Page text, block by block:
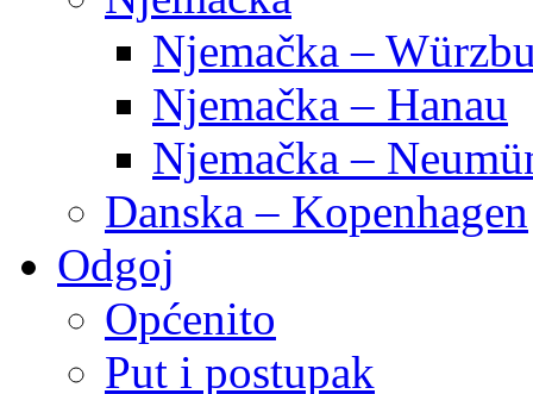
Njemačka –
Njemačka – Hanau
Njemačka –
Danska – Kopenhagen
Odgoj
Općenito
Put i postupak